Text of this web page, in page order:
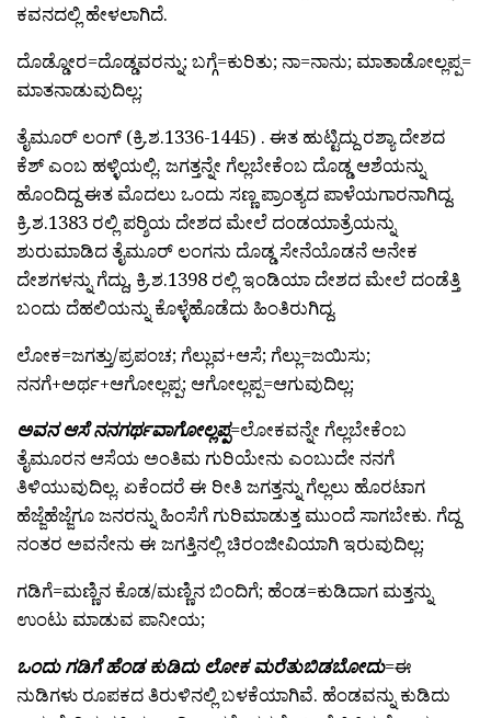
ಕವನದಲ್ಲಿ ಹೇಳಲಾಗಿದೆ.
ದೊಡ್ಡೋರ=ದೊಡ್ಡವರನ್ನು; ಬಗ್ಗೆ=ಕುರಿತು; ನಾ=ನಾನು; ಮಾತಾಡೋಲ್ಲಪ್ಪ=
ಮಾತನಾಡುವುದಿಲ್ಲ;
ತೈಮೂರ್ ಲಂಗ್ (ಕ್ರಿ.ಶ.1336-1445) . ಈತ ಹುಟ್ಟಿದ್ದು ರಶ್ಯಾ ದೇಶದ
ಕೆಶ್ ಎಂಬ ಹಳ್ಳಿಯಲ್ಲಿ. ಜಗತ್ತನ್ನೇ ಗೆಲ್ಲಬೇಕೆಂಬ ದೊಡ್ಡ ಆಶೆಯನ್ನು
ಹೊಂದಿದ್ದ ಈತ ಮೊದಲು ಒಂದು ಸಣ್ಣ ಪ್ರಾಂತ್ಯದ ಪಾಳೆಯಗಾರನಾಗಿದ್ದ.
ಕ್ರಿ.ಶ.1383 ರಲ್ಲಿ ಪರ್‍ಶಿಯ ದೇಶದ ಮೇಲೆ ದಂಡಯಾತ್ರೆಯನ್ನು
ಶುರುಮಾಡಿದ ತೈಮೂರ್ ಲಂಗನು ದೊಡ್ಡ ಸೇನೆಯೊಡನೆ ಅನೇಕ
ದೇಶಗಳನ್ನು ಗೆದ್ದು, ಕ್ರಿ.ಶ.1398 ರಲ್ಲಿ ಇಂಡಿಯಾ ದೇಶದ ಮೇಲೆ ದಂಡೆತ್ತಿ
ಬಂದು ದೆಹಲಿಯನ್ನು ಕೊಳ್ಳೆಹೊಡೆದು ಹಿಂತಿರುಗಿದ್ದ.
ಲೋಕ=ಜಗತ್ತು/ಪ್ರಪಂಚ; ಗೆಲ್ಲುವ+ಆಸೆ; ಗೆಲ್ಲು=ಜಯಿಸು;
ನನಗೆ+ಅರ್ಥ+ಆಗೋಲ್ಲಪ್ಪ; ಆಗೋಲ್ಲಪ್ಪ=ಆಗುವುದಿಲ್ಲ;
ಅವನ ಆಸೆ ನನಗರ್ಥವಾಗೋಲ್ಲಪ್ಪ=ಲೋಕವನ್ನೇ ಗೆಲ್ಲಬೇಕೆಂಬ
ತೈಮೂರನ ಆಸೆಯ ಅಂತಿಮ ಗುರಿಯೇನು ಎಂಬುದೇ ನನಗೆ
ತಿಳಿಯುವುದಿಲ್ಲ. ಏಕೆಂದರೆ ಈ ರೀತಿ ಜಗತ್ತನ್ನು ಗೆಲ್ಲಲು ಹೊರಟಾಗ
ಹೆಜ್ಜೆಹೆಜ್ಜೆಗೂ ಜನರನ್ನು ಹಿಂಸೆಗೆ ಗುರಿಮಾಡುತ್ತ ಮುಂದೆ ಸಾಗಬೇಕು. ಗೆದ್ದ
ನಂತರ ಅವನೇನು ಈ ಜಗತ್ತಿನಲ್ಲಿ ಚಿರಂಜೀವಿಯಾಗಿ ಇರುವುದಿಲ್ಲ;
ಗಡಿಗೆ=ಮಣ್ಣಿನ ಕೊಡ/ಮಣ್ಣಿನ ಬಿಂದಿಗೆ; ಹೆಂಡ=ಕುಡಿದಾಗ ಮತ್ತನ್ನು
ಉಂಟು ಮಾಡುವ ಪಾನೀಯ;
ಒಂದು ಗಡಿಗೆ ಹೆಂಡ ಕುಡಿದು ಲೋಕ ಮರೆತುಬಿಡಬೋದು=ಈ
ನುಡಿಗಳು ರೂಪಕದ ತಿರುಳಿನಲ್ಲಿ ಬಳಕೆಯಾಗಿವೆ. ಹೆಂಡವನ್ನು ಕುಡಿದು